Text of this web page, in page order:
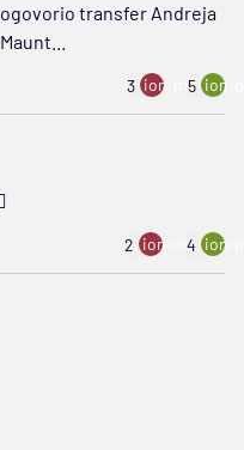
transfer Andreja
3 ion:minus
5
2 ion:minus
4